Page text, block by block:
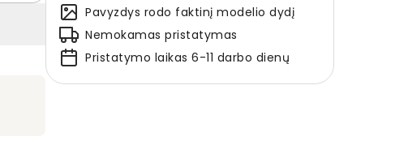
Pavyzdys rodo faktinį modelio dydį
Nemokamas pristatymas
Pristatymo laikas 6-11 darbo dienų